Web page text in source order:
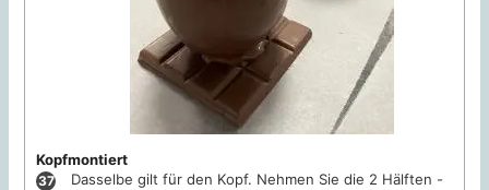
Kopfmontiert
Dasselbe gilt für den Kopf. Nehmen Sie die 2 Hälften -